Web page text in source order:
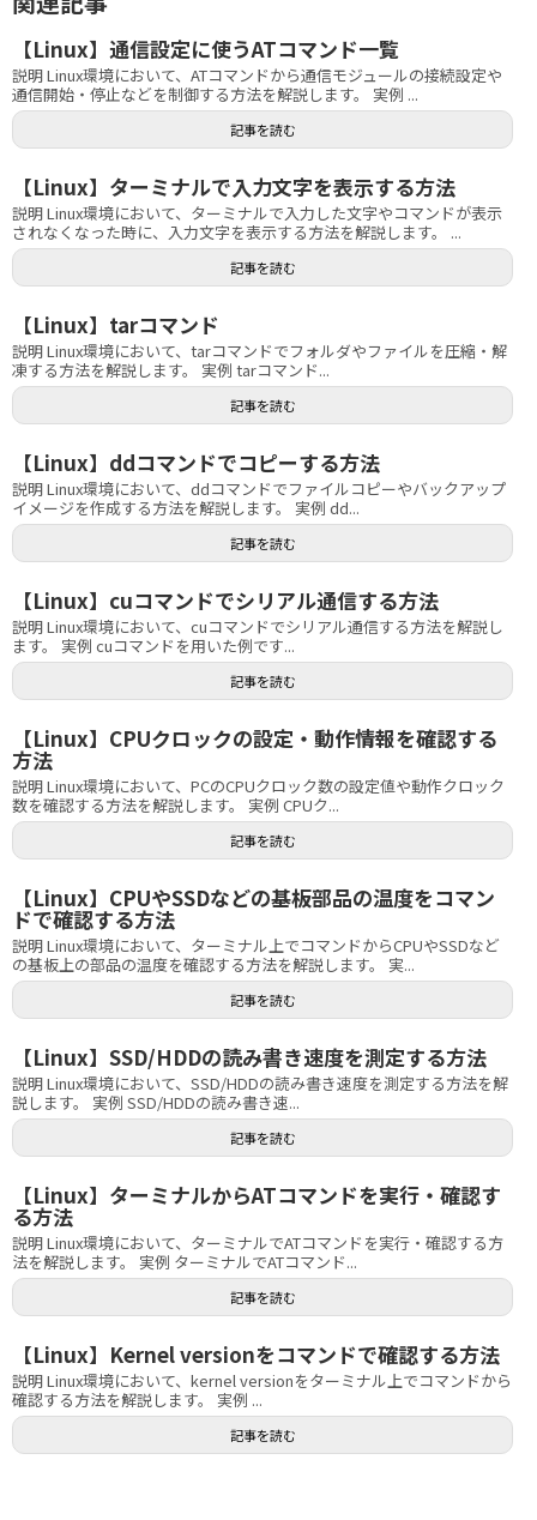
【Linux】通信設定に使うATコマンド一覧
説明 Linux環境において、ATコマンドから通信モジュールの接続設定や
通信開始・停止などを制御する方法を解説します。 実例 ...
記事を読む
【Linux】ターミナルで入力文字を表示する方法
説明 Linux環境において、ターミナルで入力した文字やコマンドが表示
されなくなった時に、入力文字を表示する方法を解説します。 ...
記事を読む
【Linux】tarコマンド
説明 Linux環境において、tarコマンドでフォルダやファイルを圧縮・解
凍する方法を解説します。 実例 tarコマンド...
記事を読む
【Linux】ddコマンドでコピーする方法
説明 Linux環境において、ddコマンドでファイルコピーやバックアップ
イメージを作成する方法を解説します。 実例 dd...
記事を読む
【Linux】cuコマンドでシリアル通信する方法
説明 Linux環境において、cuコマンドでシリアル通信する方法を解説し
ます。 実例 cuコマンドを用いた例です...
記事を読む
【Linux】CPUクロックの設定・動作情報を確認する
方法
説明 Linux環境において、PCのCPUクロック数の設定値や動作クロック
数を確認する方法を解説します。 実例 CPUク...
記事を読む
【Linux】CPUやSSDなどの基板部品の温度をコマン
ドで確認する方法
説明 Linux環境において、ターミナル上でコマンドからCPUやSSDなど
の基板上の部品の温度を確認する方法を解説します。 実...
記事を読む
【Linux】SSD/HDDの読み書き速度を測定する方法
説明 Linux環境において、SSD/HDDの読み書き速度を測定する方法を解
説します。 実例 SSD/HDDの読み書き速...
記事を読む
【Linux】ターミナルからATコマンドを実行・確認す
る方法
説明 Linux環境において、ターミナルでATコマンドを実行・確認する方
法を解説します。 実例 ターミナルでATコマンド...
記事を読む
【Linux】Kernel versionをコマンドで確認する方法
説明 Linux環境において、kernel versionをターミナル上でコマンドから
確認する方法を解説します。 実例 ...
記事を読む